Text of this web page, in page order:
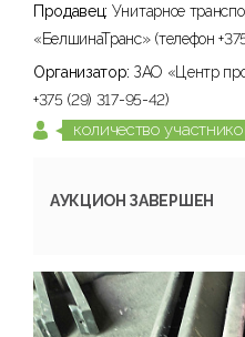
Продавец: Унитарное
«БелшинаТранс» (телефон
Организатор: ЗАО «Центр
+375 (29) 317-95-42)
количество
АУКЦИОН ЗАВЕРШЕН